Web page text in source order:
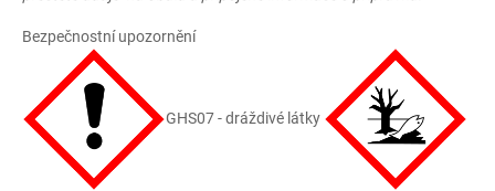
Bezpečnostní upozornění
GHS07 - dráždivé látky